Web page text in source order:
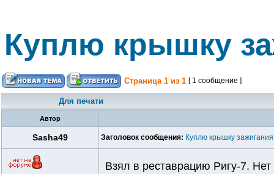
Куплю крышку
Страница 1 из 1 [ 1 сообщение ]
Для печати
Автор
Sasha49 Заголовок сообщения: Куплю крышку
Взял в реставрацию Ригу-7.